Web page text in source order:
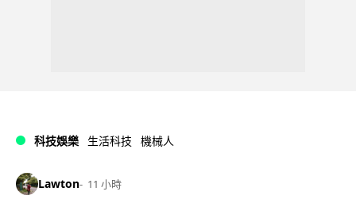
科技娛樂 生活科技 機械人
Lawton 11 小時